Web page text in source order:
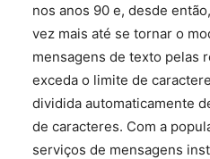
nos anos 90 e, desde
vez mais até se tornar o
mensagens de texto pelas
exceda o limite de
dividida automaticamente
de caracteres. Com a
serviços de mensagens